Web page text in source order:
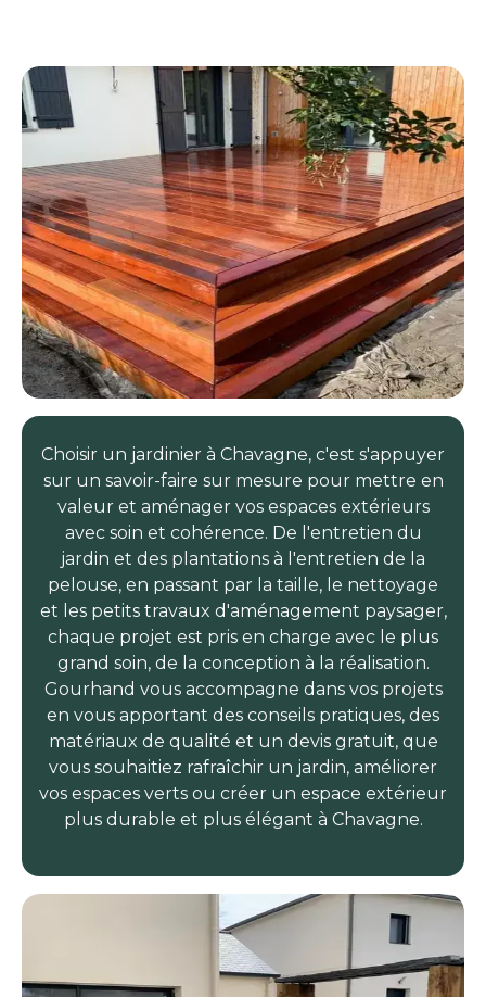
Choisir un jardinier à Chavagne, c'est s'appuyer
sur un savoir-faire sur mesure pour mettre en
valeur et aménager vos espaces extérieurs
avec soin et cohérence. De l'entretien du
jardin et des plantations à l'entretien de la
pelouse, en passant par la taille, le nettoyage
et les petits travaux d'aménagement paysager,
chaque projet est pris en charge avec le plus
grand soin, de la conception à la réalisation.
Gourhand vous accompagne dans vos projets
en vous apportant des conseils pratiques, des
matériaux de qualité et un devis gratuit, que
vous souhaitiez rafraîchir un jardin, améliorer
vos espaces verts ou créer un espace extérieur
plus durable et plus élégant à Chavagne.